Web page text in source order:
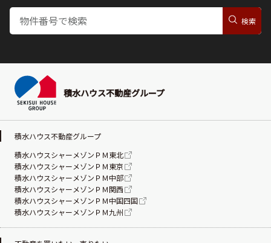
積水ハウス不動産グループ
積水ハウス不動産グループ
積水ハウスシャーメゾンＰＭ東北
積水ハウスシャーメゾンＰＭ東京
積水ハウスシャーメゾンＰＭ中部
積水ハウスシャーメゾンＰＭ関西
積水ハウスシャーメゾンＰＭ中国四国
積水ハウスシャーメゾンＰＭ九州